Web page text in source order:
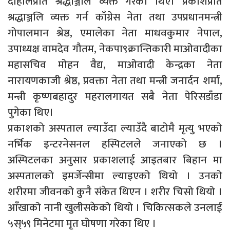
श्रद्धाञ्जलि व्यक्त गर्न काँग्रेस नेता तथा उपप्रधानमन्त्री
गोपालमान श्रेष्ठ, एमालेका नेता माधवकुमार नेपाल,
उपाध्यक्ष वामदेव गौतम, नेकपा९क्रान्तिकारी माओवादीका
महासचिव मोहन वैद्य, माओवादी केन्द्रका नेता
नारायणकाजी श्रेष्ठ, प्रवक्ता नेता तथा मन्त्री जनार्दन शर्मा,
मन्त्री कृष्णबहादुर महरालगायत सबै नेता पेरिसडाँडा
पुगेका थिए।
प्रकाशको अस्पताल ल्याउँदा ल्याउँदै बाटोमै मृत्यु भएको
नर्भिक इन्टरनेसनल हस्पिटलले जनाएको छ ।
अस्पिटलका अनुसार प्रकाशलाई आइतबार बिहान मा
अस्पतालको इमर्जेन्सीमा ल्याइएको थियो । उनको
शरीरमा जीवनको कुनै संकेत थिएन । शरीर चिसो थियो ।
आँखाको नानी खुलीसकेको थियो । चिकित्सकले उनलाई
५स्५९ मिनेटमा मृत घोषणा गरेका थिए ।